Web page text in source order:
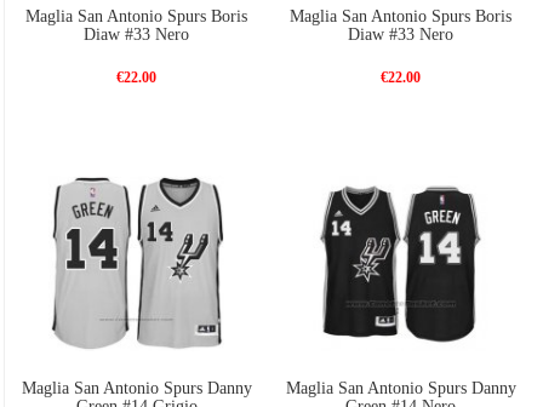
Maglia San Antonio Spurs Boris
Diaw #33 Nero
€22.00
Maglia San Antonio Spurs Boris
Diaw #33 Nero
€22.00
Maglia San Antonio Spurs Danny
Maglia San Antonio Spurs Danny